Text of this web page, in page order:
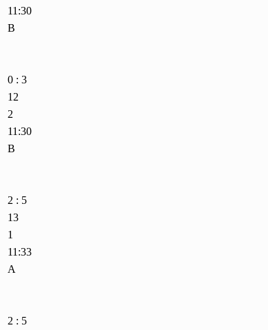
11:30
B
0 : 3
12
2
11:30
B
2 : 5
13
1
11:33
A
2 : 5